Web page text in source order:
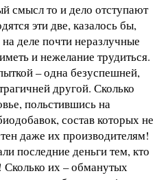
смысл то и дело отступают
эти две, казалось бы,
деле почти неразлучные
и нежелание трудиться.
– одна безуспешней,
другой. Сколько
польстившись на
состав которых не
даже их производителям!
последние деньги тем, кто
Сколько их – обманутых